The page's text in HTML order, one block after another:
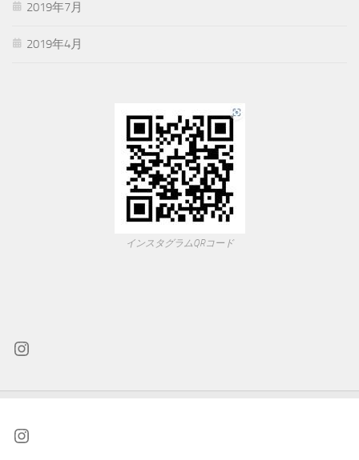
2019年7月
2019年4月
インスタグラムQRコード
Instagram
Instagram